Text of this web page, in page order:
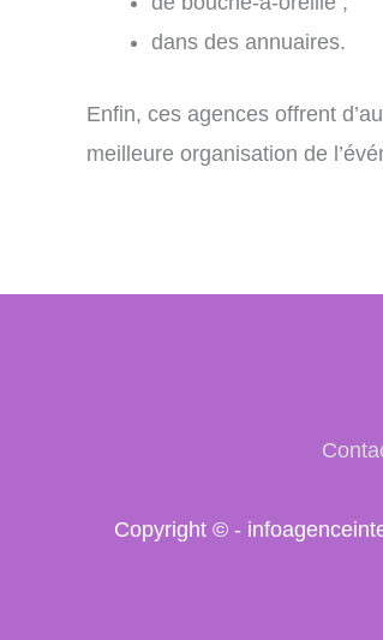
dans des annuaires.
Enfin, ces agences offrent
meilleure organisation de
Copyright © -